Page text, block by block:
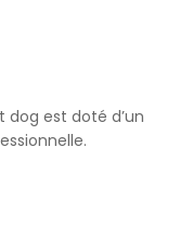
dog est doté d’un